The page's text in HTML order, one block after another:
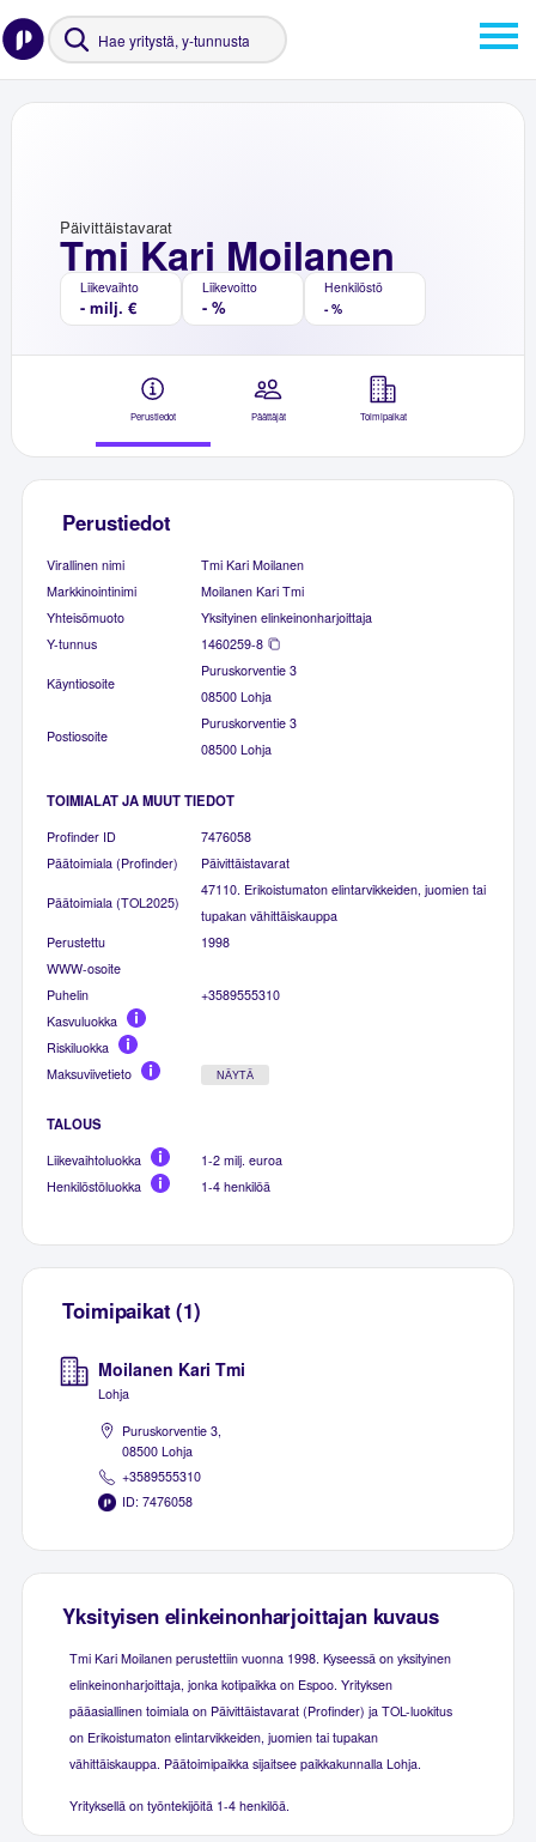
Tmi Kari Moilanen
Päivittäistavarat
Liikevaihto
- milj. €
Liikevoitto
- %
Henkilöstö
- %
Perustiedot Päättäjät Toimipaikat
Perustiedot
Virallinen nimi
Tmi Kari Moilanen
Markkinointinimi
Moilanen Kari Tmi
Yhteisömuoto
Yksityinen elinkeinonharjoittaja
Y-tunnus
1460259-8
Käyntiosoite
Puruskorventie 3
08500 Lohja
Postiosoite
Puruskorventie 3
08500 Lohja
TOIMIALAT JA MUUT TIEDOT
Profinder ID
7476058
Päätoimiala (Profinder)
Päivittäistavarat
Päätoimiala (TOL2025)
47110. Erikoistumaton elintarvikkeiden, juomien tai
tupakan vähittäiskauppa
Perustettu
1998
WWW-osoite
Puhelin
+3589555310
Kasvuluokka
Riskiluokka
Maksuviivetieto
NÄYTÄ
TALOUS
Liikevaihtoluokka
1-2 milj. euroa
Henkilöstöluokka
1-4 henkilöä
Toimipaikat (1)
Moilanen Kari Tmi
Lohja
Puruskorventie 3,
08500 Lohja
+3589555310
ID: 7476058
Yksityisen elinkeinonharjoittajan kuvaus
Tmi Kari Moilanen perustettiin vuonna 1998. Kyseessä on yksityinen
elinkeinonharjoittaja, jonka kotipaikka on Espoo. Yrityksen
pääasiallinen toimiala on Päivittäistavarat (Profinder) ja TOL-luokitus
on Erikoistumaton elintarvikkeiden, juomien tai tupakan
vähittäiskauppa. Päätoimipaikka sijaitsee paikkakunnalla Lohja.
Yrityksellä on työntekijöitä 1-4 henkilöä.